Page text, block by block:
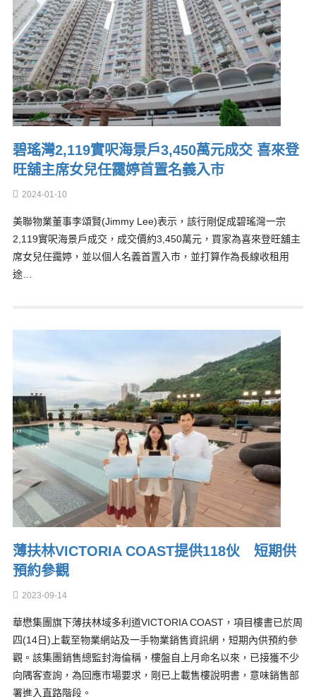
碧瑤灣2,119實呎海景戶3,450萬元成交 喜來登
旺舖主席女兒任靄婷首置名義入市
2024-01-10
美聯物業董事李頌賢(Jimmy Lee)表示，該行剛促成碧瑤灣一宗
2,119實呎海景戶成交，成交價約3,450萬元，買家為喜來登旺舖主
席女兒任靄婷，並以個人名義首置入市，並打算作為長線收租用
途…
薄扶林VICTORIA COAST提供118伙 短期供
預約參觀
2023-09-14
華懋集團旗下薄扶林域多利道VICTORIA COAST，項目樓書已於周
四(14日)上載至物業網站及一手物業銷售資訊網，短期內供預約參
觀。該集團銷售總監封海倫稱，樓盤自上月命名以來，已接獲不少
向隅客查詢，為回應市場要求，剛已上載售樓說明書，意味銷售部
署進入直路階段。